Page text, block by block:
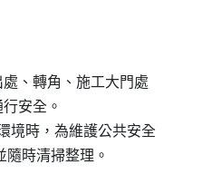
處、轉角、施工大門處
行安全。
境時，為維護公共安全
隨時清掃整理。